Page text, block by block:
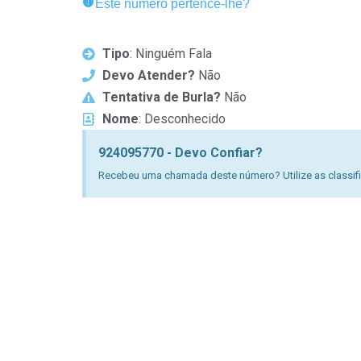
Este número pertence-lhe?
Tipo: Ninguém Fala
Devo Atender? Não
Tentativa de Burla? Não
Nome: Desconhecido
924095770 - Devo Confiar?
Recebeu uma chamada deste número? Utilize as